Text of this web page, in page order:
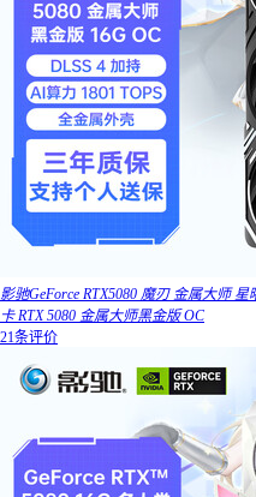
影驰GeForce RTX5080 魔刃 金属大师
卡 RTX 5080 金属大师黑金版 OC
21条评价